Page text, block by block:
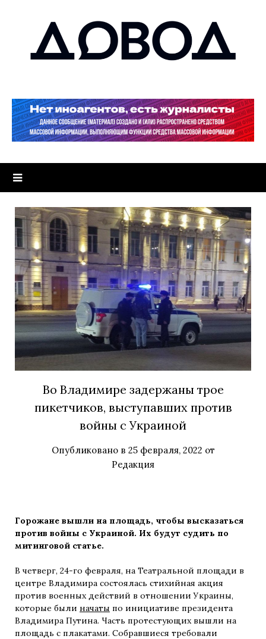
Во Владимире задержаны трое
пикетчиков, выступавших против
войны с Украиной
Опубликовано в 25 февраля, 2022 от
Редакция
Горожане вышли на площадь, чтобы высказаться
против войны с Украиной. Их будут судить по
митинговой статье.
В четверг, 24-го февраля, на Театральной площади в
центре Владимира состоялась стихийная акция
против военных действий в отношении Украины,
которые были начаты по инициативе президента
Владимира Путина. Часть протестующих вышли на
площадь с плакатами. Собравшиеся требовали